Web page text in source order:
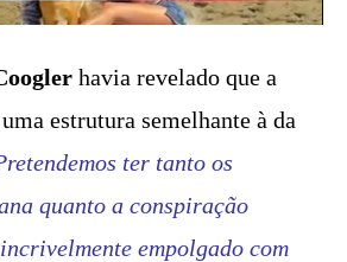
havia revelado que a
estrutura semelhante à da
ter tanto os
quanto a conspiração
empolgado com